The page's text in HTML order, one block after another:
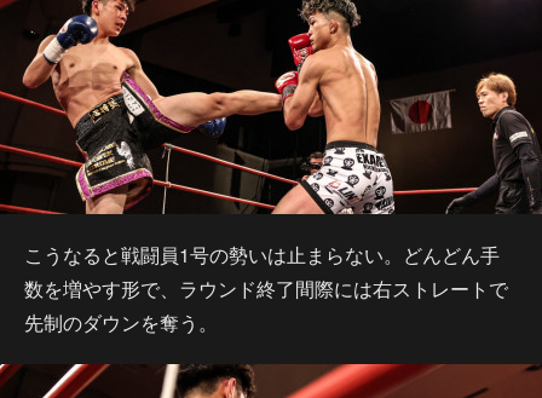
こうなると戦闘員1号の勢いは止まらない。どんどん手
数を増やす形で、ラウンド終了間際には右ストレートで
先制のダウンを奪う。